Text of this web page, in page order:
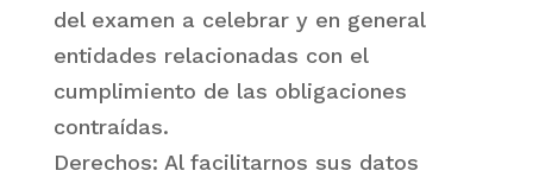
del examen a celebrar y en general
entidades relacionadas con el
cumplimiento de las obligaciones
contraídas.
Derechos: Al facilitarnos sus datos